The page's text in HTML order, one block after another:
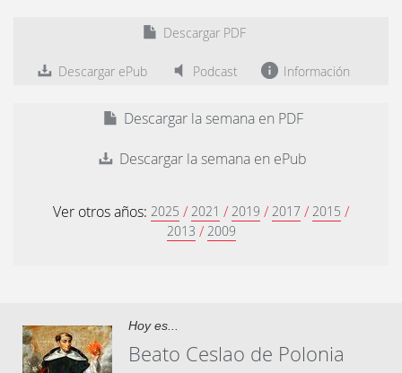
Descargar PDF
Descargar ePub Podcast Información
Descargar la semana en PDF
Descargar la semana en ePub
Ver otros años: 2025 / 2021 / 2019 / 2017 / 2015 /
2013 / 2009
Hoy es...
Beato Ceslao de Polonia